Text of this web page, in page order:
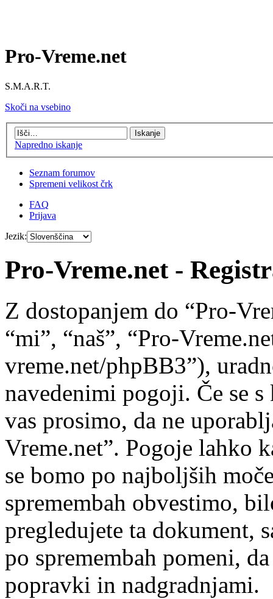
Pro-Vreme.net
S.M.A.R.T.
Skoči na vsebino
Napredno iskanje
Seznam forumov
Spremeni velikost črk
FAQ
Prijava
Jezik:
Pro-Vreme.net -
Z dostopanjem do “Pro-
“mi”, “naš”, “Pro-
vreme.net/phpBB3”),
navedenimi pogoji. Če se
vas prosimo, da ne
Vreme.net”. Pogoje lahko
se bomo po najboljših
spremembah obvestimo,
pregledujete ta dokument,
po spremembah pomeni,
popravki in nadgradnjami.